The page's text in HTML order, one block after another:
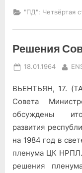
вне
"ПД": Четвёртая
Решения
Posted
18.01.1964 By
ВЬЕНТЬЯН, 17.
Совета
обсуждены
развития
на 1984 год в
пленума ЦК НРПЛ.
решения